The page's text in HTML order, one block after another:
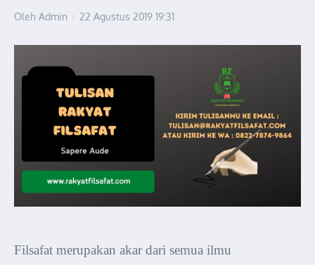
Oleh Admin 22 Agustus 2019 19:31
Filsafat merupakan akar dari semua ilmu